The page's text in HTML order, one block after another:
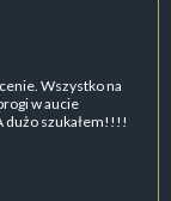
Wszystko na
w aucie
dużo szukałem!!!!